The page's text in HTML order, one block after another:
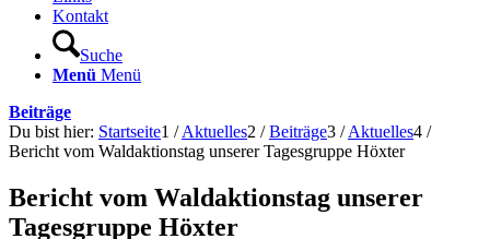
Kontakt
Suche
Menü Menü
Beiträge
Du bist hier: Startseite1 / Aktuelles2 / Beiträge3 / Aktuelles4 /
Bericht vom Waldaktionstag unserer Tagesgruppe Höxter
Bericht vom Waldaktionstag unserer
Tagesgruppe Höxter